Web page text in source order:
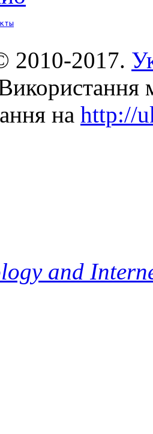
2010-2017.
на http://
and